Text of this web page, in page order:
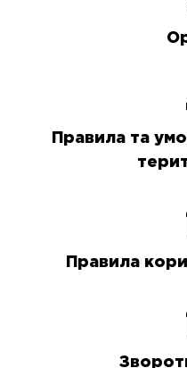
Правила та
Правила